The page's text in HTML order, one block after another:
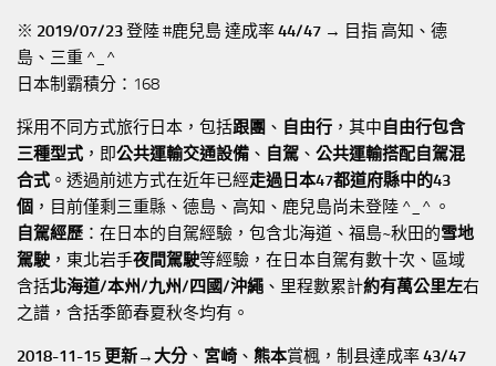
※ 2019/07/23登陸 #鹿兒島 達成率44/47 → 目指 高知、德
島、三重 ^_^
日本制霸積分：168
採用不同方式旅行日本，包括跟團 、 自由行 ，其中 自由行包含
三種型式 ，即公共運輸交通設備 、 自駕 、 公共運輸搭配自駕混
合式 。透過前述方式在近年已經走過日本47都道府縣中的43
個 ，目前僅剩三重縣、德島、高知、鹿兒島尚未登陸 ^_^ 。
自駕經歷 ：在日本的自駕經驗，包含北海道、福島~秋田的雪地
駕駛 ，東北岩手夜間駕駛等經驗，在日本自駕有數十次、區域
含括北海道/本州/九州/四國/沖繩 、里程數累計約有萬公里左右
之譜，含括季節春夏秋冬均有。
2018-11-15 更新→ 大分、 宮崎 、 熊本賞楓，制县達成率43/47